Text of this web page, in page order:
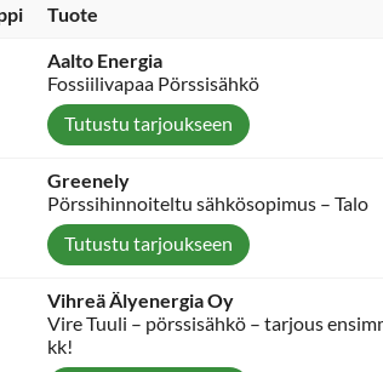
Tuote
Aalto Energia
Fossiilivapaa Pörssisähkö
Tutustu tarjoukseen
Greenely
Pörssihinnoiteltu sähkösopimus – Talo
Tutustu tarjoukseen
Vihreä Älyenergia Oy
Vire Tuuli – pörssisähkö – tarjous
kk!